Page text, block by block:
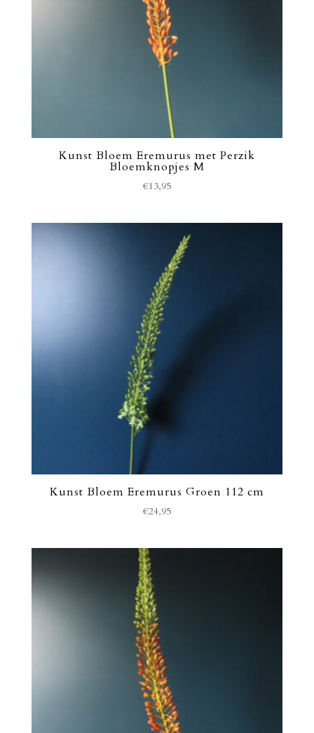
Kunst Bloem Eremurus met Perzik
Bloemknopjes M
€13,95
Kunst Bloem Eremurus Groen 112 cm
€24,95